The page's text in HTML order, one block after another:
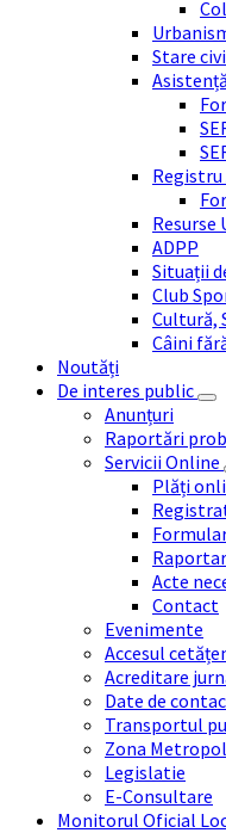
Stare
Resurse
ADPP
Situații
Club
Cultură,
Câini
Noutăți
De interes public
Anunțuri
Raportări
Servicii Online
Plăți
Acte
Contact
Evenimente
Accesul
Acreditare
Date de
Transportul
Zona
Legislatie
E-Consultare
Monitorul Oficial